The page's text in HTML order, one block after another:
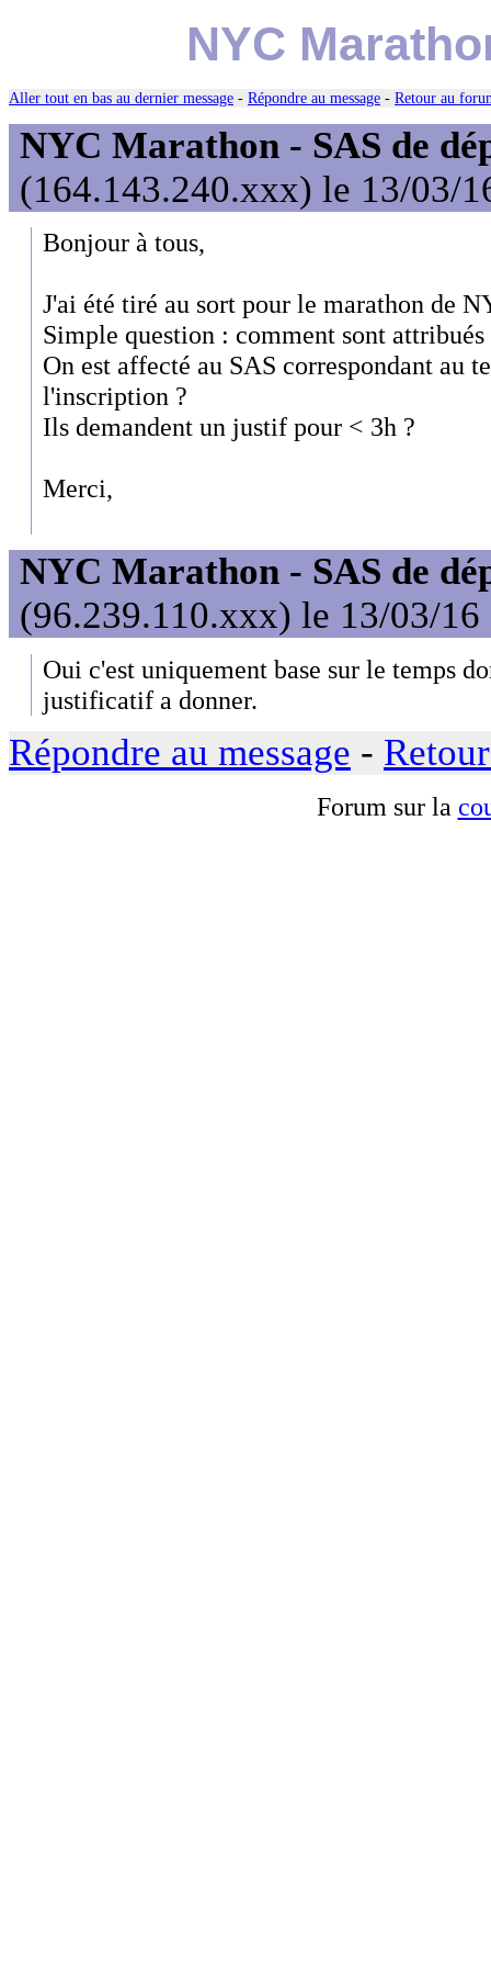
NYC
Aller tout en bas au dernier message - Répondre au message - Retour au
NYC Marathon - SAS de
(164.143.240.xxx) le 13/03/
Bonjour à tous,
J'ai été tiré au sort pour le marathon de
Simple question : comment sont attribués
On est affecté au SAS correspondant au
l'inscription ?
Ils demandent un justif pour < 3h ?
Merci,
NYC Marathon - SAS de
(96.239.110.xxx) le 13/03/16
Oui c'est uniquement base sur le temps
justificatif a donner.
Répondre au message -
Forum sur la